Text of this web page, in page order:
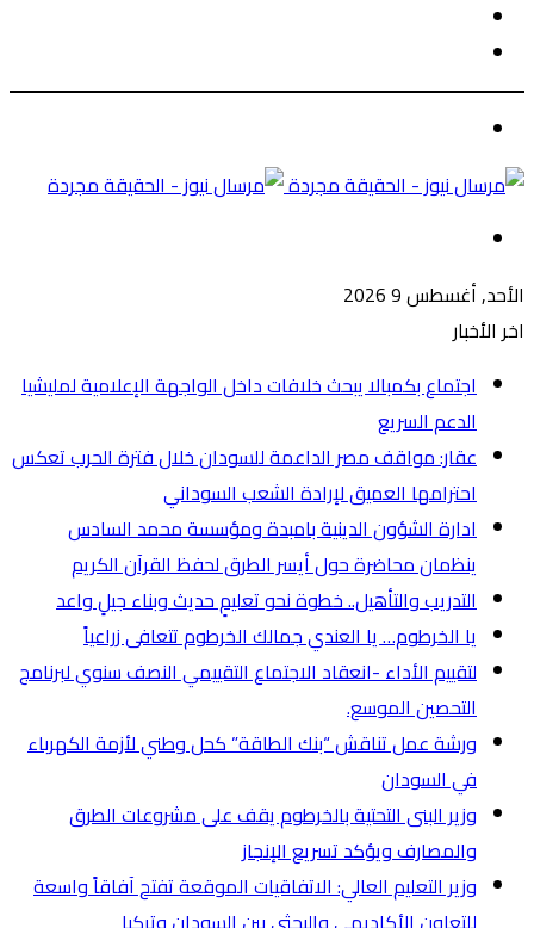
عن
الأحد, أغسطس 9 2026
اخر الأخبار
اجتماع بكمبالا يبحث خلافات داخل الواجهة الإعلامية لمليشيا
الدعم السريع
عقار: مواقف مصر الداعمة للسودان خلال فترة الحرب تعكس
احترامها العميق لإرادة الشعب السوداني
ادارة الشؤون الدينية بامبدة ومؤسسة محمد السادس
ينظمان محاضرة حول أيسر الطرق لحفظ القرآن الكريم
التدريب والتأهيل.. خطوة نحو تعليمٍ حديث وبناء جيلٍ واعد
يا الخرطوم… يا العندي جمالك الخرطوم تتعافى زراعياً
لتقييم الأداء -انعقاد الاجتماع التقييمي النصف سنوي لبرنامج
التحصين الموسع.
ورشة عمل تناقش “بنك الطاقة” كحل وطني لأزمة الكهرباء
في السودان
وزير البنى التحتية بالخرطوم يقف على مشروعات الطرق
والمصارف ويؤكد تسريع الإنجاز
وزير التعليم العالي: الاتفاقيات الموقعة تفتح آفاقاً واسعة